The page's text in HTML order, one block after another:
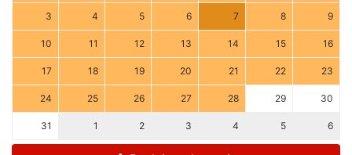
3 4 5 6 7 8 9
10 11 12 13 14 15 16
17 18 19 20 21 22 23
24 25 26 27 28 29 30
31 1 2 3 4 5 6